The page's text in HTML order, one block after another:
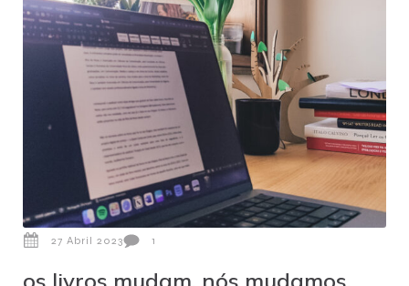
27 Abril 2023 1
os livros mudam, nós mudamos,